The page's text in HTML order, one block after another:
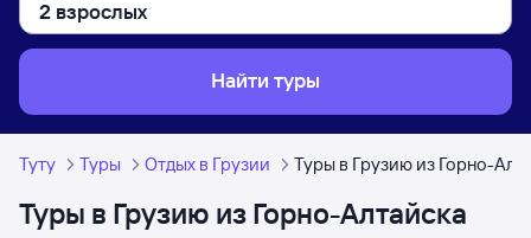
Найти туры
Туту Туры Отдых в Грузии Туры в Грузию из Горно-
Туры в Грузию из Горно-Алтайска